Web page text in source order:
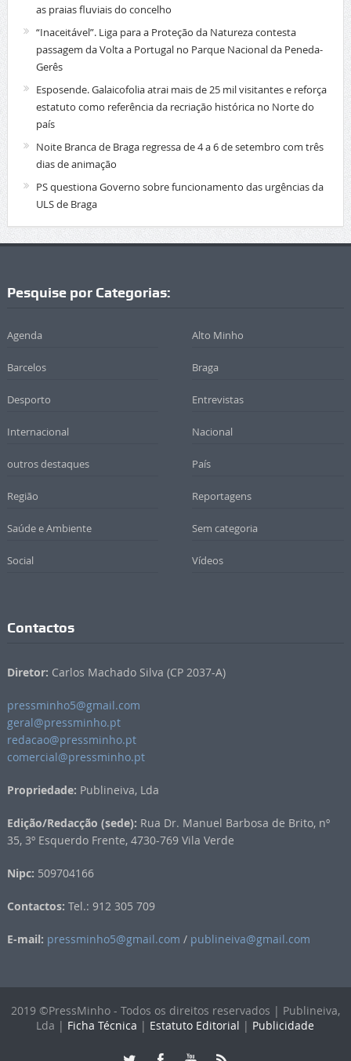
as praias fluviais do concelho
“Inaceitável”. Liga para a Proteção da Natureza contesta
passagem da Volta a Portugal no Parque Nacional da Peneda-
Gerês
Esposende. Galaicofolia atrai mais de 25 mil visitantes e reforça
estatuto como referência da recriação histórica no Norte do
país
Noite Branca de Braga regressa de 4 a 6 de setembro com três
dias de animação
PS questiona Governo sobre funcionamento das urgências da
ULS de Braga
Pesquise por Categorias:
Agenda Alto Minho
Barcelos Braga
Desporto Entrevistas
Internacional Nacional
outros destaques País
Região Reportagens
Saúde e Ambiente Sem categoria
Social Vídeos
Contactos
Diretor: Carlos Machado Silva (CP 2037-A)
pressminho5@gmail.com
geral@pressminho.pt
redacao@pressminho.pt
comercial@pressminho.pt
Propriedade: Publineiva, Lda
Edição/Redacção (sede): Rua Dr. Manuel Barbosa de Brito, nº
35, 3º Esquerdo Frente, 4730-769 Vila Verde
Nipc: 509704166
Contactos: Tel.: 912 305 709
E-mail: pressminho5@gmail.com / publineiva@gmail.com
2019 ©PressMinho - Todos os direitos reservados | Publineiva,
Lda | Ficha Técnica | Estatuto Editorial | Publicidade